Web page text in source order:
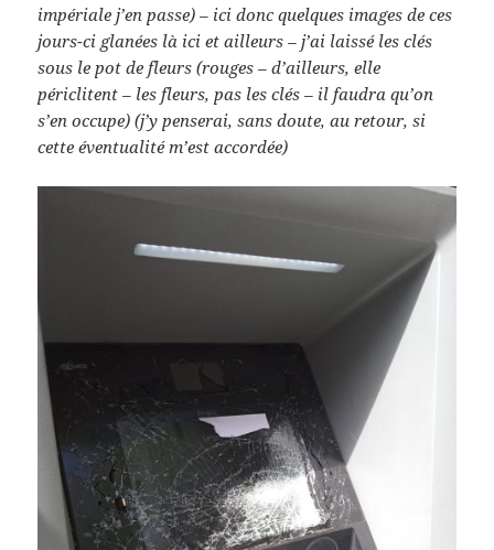
impériale j’en passe) – ici donc quelques images de ces
jours-ci glanées là ici et ailleurs – j’ai laissé les clés
sous le pot de fleurs (rouges – d’ailleurs, elle
périclitent – les fleurs, pas les clés – il faudra qu’on
s’en occupe) (j’y penserai, sans doute, au retour, si
cette éventualité m’est accordée)